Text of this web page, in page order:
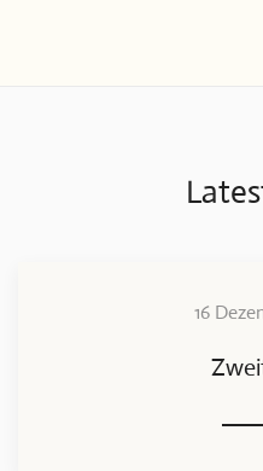
16